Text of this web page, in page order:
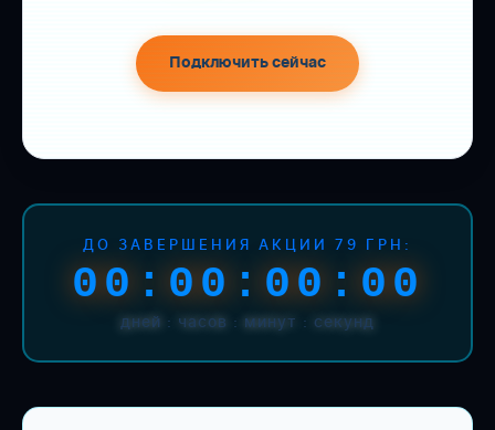
Подключить сейчас
ДО ЗАВЕРШЕНИЯ АКЦИИ 79 ГРН:
00:00:00:00
дней : часов : минут : секунд